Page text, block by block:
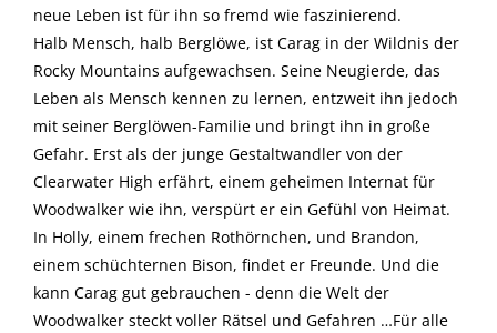
neue Leben ist für ihn so fremd wie faszinierend.
Halb Mensch, halb Berglöwe, ist Carag in der Wildnis der
Rocky Mountains aufgewachsen. Seine Neugierde, das
Leben als Mensch kennen zu lernen, entzweit ihn jedoch
mit seiner Berglöwen-Familie und bringt ihn in große
Gefahr. Erst als der junge Gestaltwandler von der
Clearwater High erfährt, einem geheimen Internat für
Woodwalker wie ihn, verspürt er ein Gefühl von Heimat.
In Holly, einem frechen Rothörnchen, und Brandon,
einem schüchternen Bison, findet er Freunde. Und die
kann Carag gut gebrauchen - denn die Welt der
Woodwalker steckt voller Rätsel und Gefahren …Für alle